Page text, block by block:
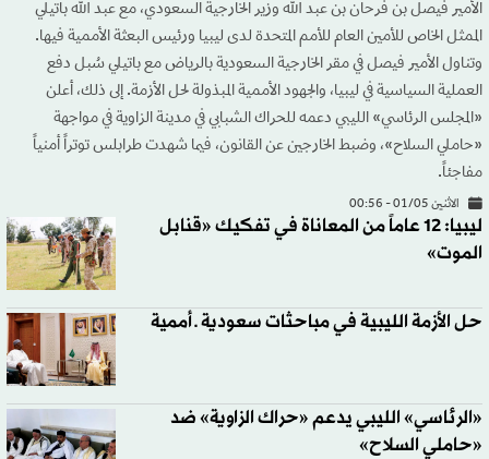
الأمير فيصل بن فرحان بن عبد الله وزير الخارجية السعودي، مع عبد الله باتيلي
الممثل الخاص للأمين العام للأمم المتحدة لدى ليبيا ورئيس البعثة الأممية فيها.
وتناول الأمير فيصل في مقر الخارجية السعودية بالرياض مع باتيلي سُبل دفع
العملية السياسية في ليبيا، والجهود الأممية المبذولة لحل الأزمة. إلى ذلك، أعلن
«المجلس الرئاسي» الليبي دعمه للحراك الشبابي في مدينة الزاوية في مواجهة
«حاملي السلاح»، وضبط الخارجين عن القانون، فيما شهدت طرابلس توتراً أمنياً
مفاجئاً.
الاثنين 01/05 - 00:56
ليبيا: 12 عاماً من المعاناة في تفكيك «قنابل
الموت»
حل الأزمة الليبية في مباحثات سعودية ـ أممية
«الرئاسي» الليبي يدعم «حراك الزاوية» ضد
«حاملي السلاح»